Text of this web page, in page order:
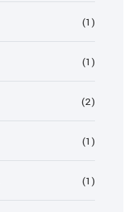
(1)
(1)
(2)
(1)
(1)